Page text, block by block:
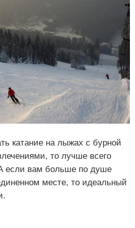
катание на лыжах с бурной
то лучше всего
если вам больше по душе
месте, то идеальный